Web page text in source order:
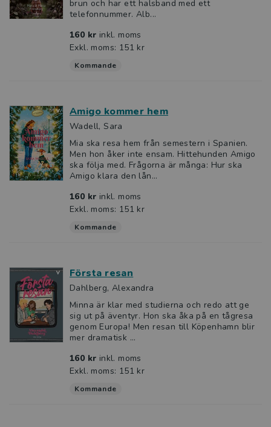
brun och har ett halsband med ett
telefonnummer. Alb...
160 kr inkl. moms
Exkl. moms: 151 kr
Kommande
Amigo kommer hem
Wadell, Sara
Mia ska resa hem från semestern i Spanien.
Men hon åker inte ensam. Hittehunden Amigo
ska följa med. Frågorna är många: Hur ska
Amigo klara den lån...
160 kr inkl. moms
Exkl. moms: 151 kr
Kommande
Första resan
Dahlberg, Alexandra
Minna är klar med studierna och redo att ge
sig ut på äventyr. Hon ska åka på en tågresa
genom Europa! Men resan till Köpenhamn blir
mer dramatisk ...
160 kr inkl. moms
Exkl. moms: 151 kr
Kommande